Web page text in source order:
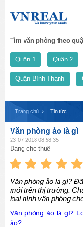
Tìm văn phòng theo
Quận 1 Quận 2
Quận Bình Thạnh
Trang chủ Tin tức
Văn phòng ảo là gì
23-07-2018 08:58:35
Đang cho thuê
Văn phòng ảo là gì?
mới trên thị trường.
loại hình văn phòng
Văn phòng ảo là gì?
ảo?